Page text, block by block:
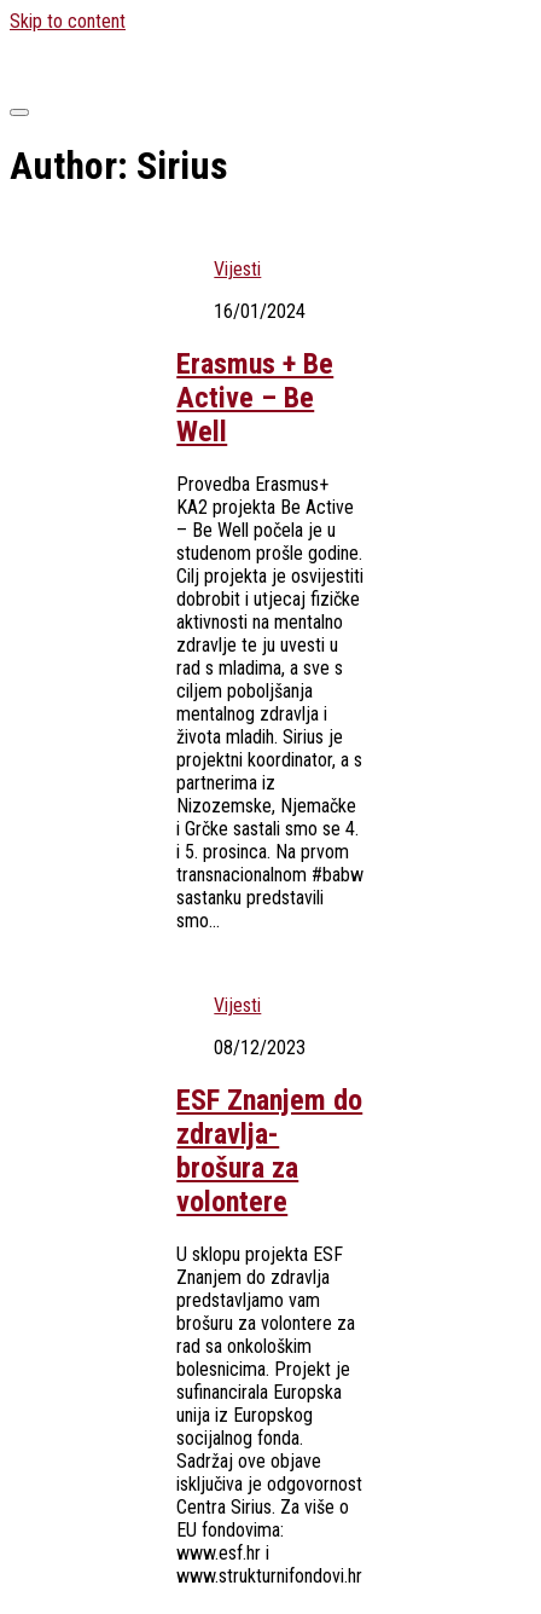
Skip to content
Author: Sirius
Vijesti
16/01/2024
Erasmus + Be
Active – Be
Well
Provedba Erasmus+
KA2 projekta Be Active
– Be Well počela je u
studenom prošle godine.
Cilj projekta je osvijestiti
dobrobit i utjecaj fizičke
aktivnosti na mentalno
zdravlje te ju uvesti u
rad s mladima, a sve s
ciljem poboljšanja
mentalnog zdravlja i
života mladih. Sirius je
projektni koordinator, a s
partnerima iz
Nizozemske, Njemačke
i Grčke sastali smo se 4.
i 5. prosinca. Na prvom
transnacionalnom #babw
sastanku predstavili
smo...
Vijesti
08/12/2023
ESF Znanjem do
zdravlja-
brošura za
volontere
U sklopu projekta ESF
Znanjem do zdravlja
predstavljamo vam
brošuru za volontere za
rad sa onkološkim
bolesnicima. Projekt je
sufinancirala Europska
unija iz Europskog
socijalnog fonda.
Sadržaj ove objave
isključiva je odgovornost
Centra Sirius. Za više o
EU fondovima:
www.esf.hr i
www.strukturnifondovi.hr